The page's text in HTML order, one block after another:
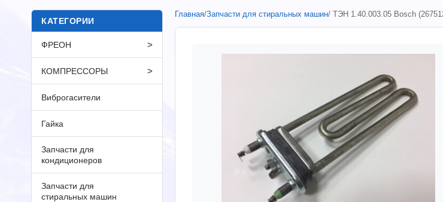
КАТЕГОРИИ
ФРЕОН >
КОМПРЕССОРЫ >
Виброгасители
Гайка
Запчасти для
кондиционеров
Запчасти для
стиральных машин
Главная/Запчасти для стиральных машин/ ТЭН 1.40.003.05 Bosch